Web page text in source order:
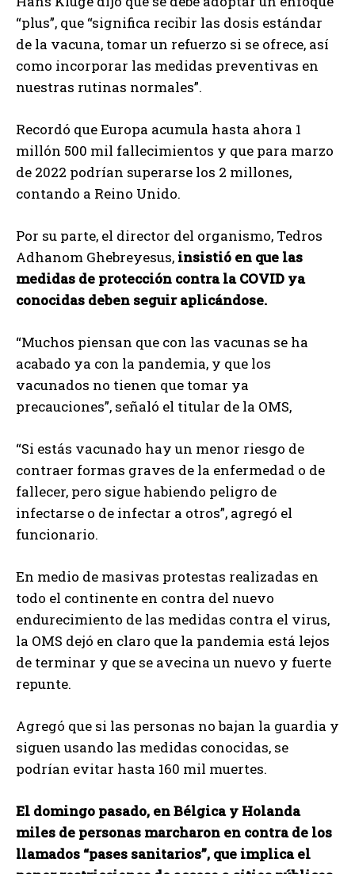
“plus”, que “significa recibir las dosis estándar
de la vacuna, tomar un refuerzo si se ofrece, así
como incorporar las medidas preventivas en
nuestras rutinas normales”.
Recordó que Europa acumula hasta ahora 1
millón 500 mil fallecimientos y que para marzo
de 2022 podrían superarse los 2 millones,
contando a Reino Unido.
Por su parte, el director del organismo, Tedros
Adhanom Ghebreyesus, insistió en que las
medidas de protección contra la COVID ya
conocidas deben seguir aplicándose.
“Muchos piensan que con las vacunas se ha
acabado ya con la pandemia, y que los
vacunados no tienen que tomar ya
precauciones”, señaló el titular de la OMS,
“Si estás vacunado hay un menor riesgo de
contraer formas graves de la enfermedad o de
fallecer, pero sigue habiendo peligro de
infectarse o de infectar a otros”, agregó el
funcionario.
En medio de masivas protestas realizadas en
todo el continente en contra del nuevo
endurecimiento de las medidas contra el virus,
la OMS dejó en claro que la pandemia está lejos
de terminar y que se avecina un nuevo y fuerte
repunte.
Agregó que si las personas no bajan la guardia y
siguen usando las medidas conocidas, se
podrían evitar hasta 160 mil muertes.
El domingo pasado, en Bélgica y Holanda
miles de personas marcharon en contra de los
llamados “pases sanitarios”, que implica el